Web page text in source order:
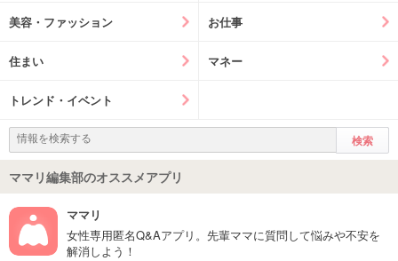
美容・ファッション お仕事
住まい マネー
トレンド・イベント
ママリ編集部のオススメアプリ
ママリ
女性専用匿名Q&Aアプリ。先輩ママに質問して悩みや不安を
解消しよう！